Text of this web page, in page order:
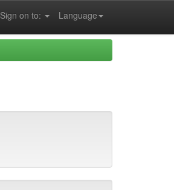
Language
Sign on to: